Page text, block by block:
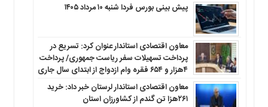
پیش بینی بورس فردا شنبه ۱۰ مرداد ۱۴۰۵
معاون اقتصادی استاندار عنوان کرد: تسریع در
پرداخت تسهیلات سفر ریاست جمهوری/ پرداخت
۴هزار و ۶۵۴ فقره وام ازدواج از ابتدای سال جاری
معاون اقتصادی استاندار لرستان خبر داد: خرید
۲۶۱هزا تن گندم از کشاورزان استان